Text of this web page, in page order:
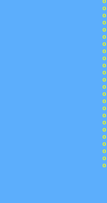
o
o
o
o
o
o
o
o
o
o
o
o
o
o
o
o
o
o
o
o
o
o
o